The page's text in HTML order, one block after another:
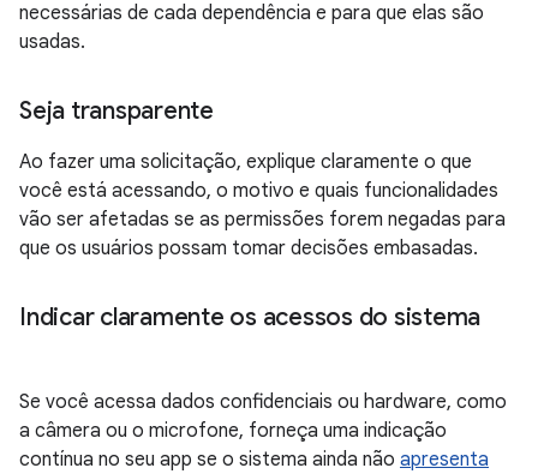
necessárias de cada dependência e para que elas são
usadas.
Seja transparente
Ao fazer uma solicitação, explique claramente o que
você está acessando, o motivo e quais funcionalidades
vão ser afetadas se as permissões forem negadas para
que os usuários possam tomar decisões embasadas.
Indicar claramente os acessos do sistema
Se você acessa dados confidenciais ou hardware, como
a câmera ou o microfone, forneça uma indicação
contínua no seu app se o sistema ainda não apresenta